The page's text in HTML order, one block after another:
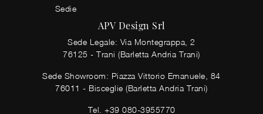
Sedie
APV Design Srl
Sede Legale: Via Montegrappa, 2
76125 - Trani (Barletta Andria Trani)
Sede Showroom: Piazza Vittorio Emanuele, 84
76011 - Bisceglie (Barletta Andria Trani)
Tel. +39 080-3955770